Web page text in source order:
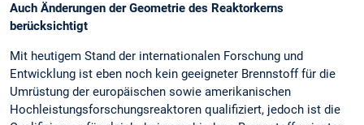
Auch Änderungen der Geometrie des Reaktorkerns
berücksichtigt
Mit heutigem Stand der internationalen Forschung und
Entwicklung ist eben noch kein geeigneter Brennstoff für die
Umrüstung der europäischen sowie amerikanischen
Hochleistungs­forschungsreaktoren qualifiziert, jedoch ist die